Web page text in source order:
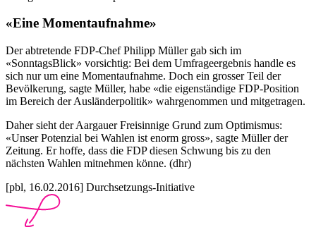
«Eine Momentaufnahme»
Der abtretende FDP-Chef Philipp Müller gab sich im
«SonntagsBlick» vorsichtig: Bei dem Umfrageergebnis handle es
sich nur um eine Momentaufnahme. Doch ein grosser Teil der
Bevölkerung, sagte Müller, habe «die eigenständige FDP-Position
im Bereich der Ausländerpolitik» wahrgenommen und mitgetragen.
Daher sieht der Aargauer Freisinnige Grund zum Optimismus:
«Unser Potenzial bei Wahlen ist enorm gross», sagte Müller der
Zeitung. Er hoffe, dass die FDP diesen Schwung bis zu den
nächsten Wahlen mitnehmen könne. (dhr)
[pbl, 16.02.2016] Durchsetzungs-Initiative